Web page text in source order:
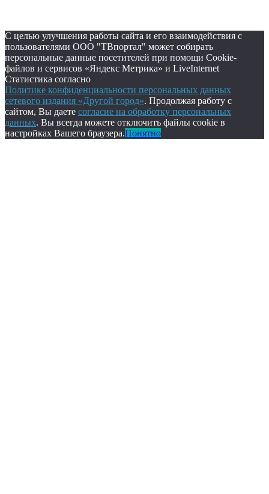
С целью улучшения работы сайта и его взаимодействия с
пользователями ООО "ТВпортал" может собирать
персональные данные посетителей при помощи Cookie-
файлов и сервисов «Яндекс Метрика» и LiveInternet
Статистика согласно
Политике конфиденциальности персональных данных
сетевого издания «Другой город». Продолжая работу с
сайтом, Вы даете согласие на обработку персональных
данных. Вы всегда можете отключить файлы cookie в
настройках Вашего браузера.Понятно